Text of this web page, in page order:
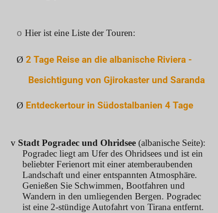
o Hier ist eine Liste der Touren:
Ø 2 Tage Reise an die albanische Riviera -
Besichtigung von Gjirokaster und Saranda
Ø Entdeckertour in Südostalbanien 4 Tage
v Stadt Pogradec und Ohridsee (albanische Seite):
Pogradec liegt am Ufer des Ohridsees und ist ein
beliebter Ferienort mit einer atemberaubenden
Landschaft und einer entspannten Atmosphäre.
Genießen Sie Schwimmen, Bootfahren und
Wandern in den umliegenden Bergen. Pogradec
ist eine 2-stündige Autofahrt von Tirana entfernt.